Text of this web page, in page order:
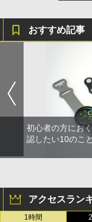
おすすめ記事
初心者の方にお
認したい10のこ
アクセスラン
1時間